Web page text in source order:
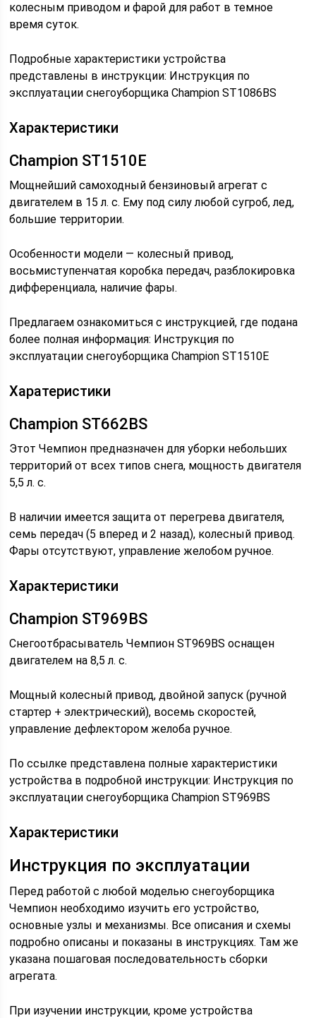
колесным приводом и фарой для работ в темное
время суток.
Подробные характеристики устройства
представлены в инструкции: Инструкция по
эксплуатации снегоуборщика Champion ST1086BS
Характеристики
Champion ST1510E
Мощнейший самоходный бензиновый агрегат с
двигателем в 15 л. с. Ему под силу любой сугроб, лед,
большие территории.
Особенности модели — колесный привод,
восьмиступенчатая коробка передач, разблокировка
дифференциала, наличие фары.
Предлагаем ознакомиться с инструкцией, где подана
более полная информация: Инструкция по
эксплуатации снегоуборщика Champion ST1510E
Харатеристики
Champion ST662BS
Этот Чемпион предназначен для уборки небольших
территорий от всех типов снега, мощность двигателя
5,5 л. с.
В наличии имеется защита от перегрева двигателя,
семь передач (5 вперед и 2 назад), колесный привод.
Фары отсутствуют, управление желобом ручное.
Характеристики
Champion ST969BS
Снегоотбрасыватель Чемпион ST969BS оснащен
двигателем на 8,5 л. с.
Мощный колесный привод, двойной запуск (ручной
стартер + электрический), восемь скоростей,
управление дефлектором желоба ручное.
По ссылке представлена полные характеристики
устройства в подробной инструкции: Инструкция по
эксплуатации снегоуборщика Champion ST969BS
Характеристики
Инструкция по эксплуатации
Перед работой с любой моделью снегоуборщика
Чемпион необходимо изучить его устройство,
основные узлы и механизмы. Все описания и схемы
подробно описаны и показаны в инструкциях. Там же
указана пошаговая последовательность сборки
агрегата.
При изучении инструкции, кроме устройства